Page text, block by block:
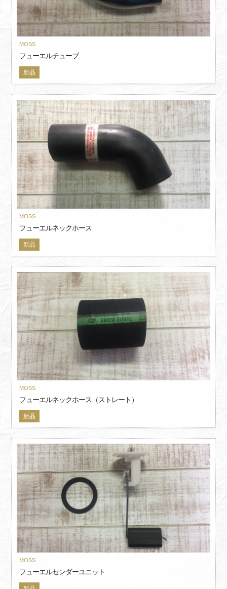
MOSS
フューエルチューブ
新品
MOSS
フューエルネックホース
新品
MOSS
フューエルネックホース（ストレート）
新品
MOSS
フューエルセンダーユニット